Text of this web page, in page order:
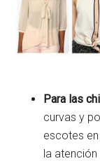
Para las
curvas y
escotes
la atención